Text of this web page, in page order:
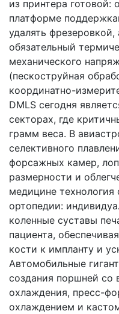
из принтера готовой:
платформе
удалять
обязательный
механического
(пескоструйная
координатно-
DMLS сегодня
секторах, где
грамм веса. В
селективного
форсажных камер,
размерности и
медицине
ортопедии:
коленные суставы
пациента,
кости к импланту и
Автомобильные
создания поршней со
охлаждения, пресс-
охлаждением и